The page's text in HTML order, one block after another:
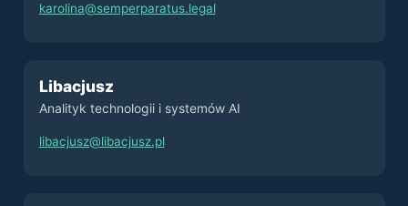
karolina@semperparatus.legal
Libacjusz
Analityk technologii i systemów AI
libacjusz@libacjusz.pl